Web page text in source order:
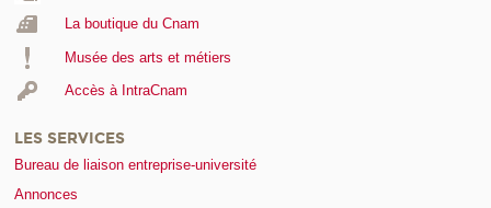
La boutique du Cnam
Musée des arts et métiers
Accès à IntraCnam
LES SERVICES
Bureau de liaison entreprise-université
Annonces